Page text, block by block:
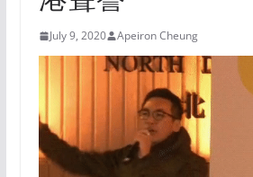
July 9, 2020 Apeiron Cheung